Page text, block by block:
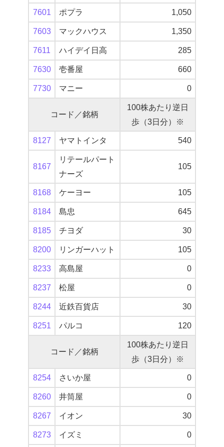
7601 ポプラ 1,050
7603 マックハウス 1,350
7611 ハイデイ日高 285
7630 壱番屋 660
7730 マニー 0
コード／銘柄
100株あたり逆日
歩（3日分）※
8127 ヤマトインタ 540
8167
リテールパート
ナーズ
105
8168 ケーヨー 105
8184 島忠 645
8185 チヨダ 30
8200 リンガーハット 105
8233 高島屋 0
8237 松屋 0
8244 近鉄百貨店 30
8251 パルコ 120
コード／銘柄
100株あたり逆日
歩（3日分）※
8254 さいか屋 0
8260 井筒屋 0
8267 イオン 30
8273 イズミ 0